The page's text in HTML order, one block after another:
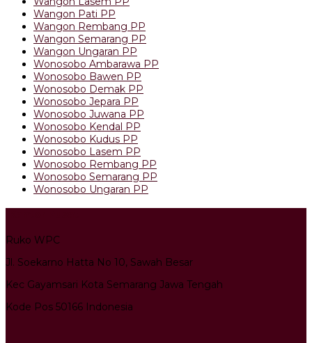
Wangon Pati PP
Wangon Rembang PP
Wangon Semarang PP
Wangon Ungaran PP
Wonosobo Ambarawa PP
Wonosobo Bawen PP
Wonosobo Demak PP
Wonosobo Jepara PP
Wonosobo Juwana PP
Wonosobo Kendal PP
Wonosobo Kudus PP
Wonosobo Lasem PP
Wonosobo Rembang PP
Wonosobo Semarang PP
Wonosobo Ungaran PP
Ruko WPC
Jl. Soekarno Hatta No 10, Sawah Besar
Kec Gayamsari Kota Semarang Jawa Tengah
Kode Pos 50166 Indonesia